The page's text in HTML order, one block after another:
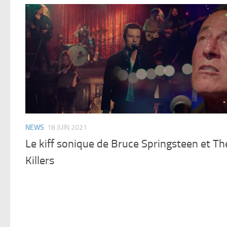
NEWS 18 JUIN 2021
Le kiff sonique de Bruce Springsteen et
Killers